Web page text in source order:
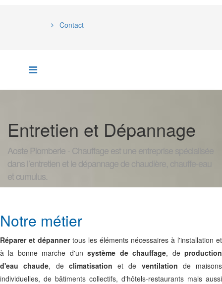
Contact
Entretien et Dépannage
Aoste Plomberie - Chauffage est une entreprise spécialisée
dans l’entretien et le dépannage de chaudière, chauffe-eau
et cumulus.
Notre métier
Réparer et dépannertous les éléments nécessaires à l'installation et
à la bonne marche d'unsystème de chauffage, deproduction
d'eau chaude, de climatisation et de ventilation de maisons
individuelles, de bâtiments collectifs, d'hôtels-restaurants mais aussi